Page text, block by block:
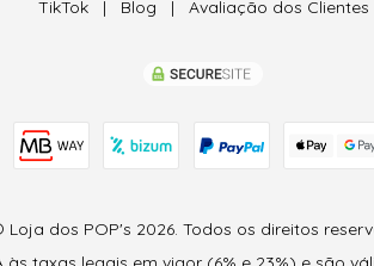
TikTok| Blog | Avaliação dos Clientes
Loja dos POP's 2026. Todos os direitos